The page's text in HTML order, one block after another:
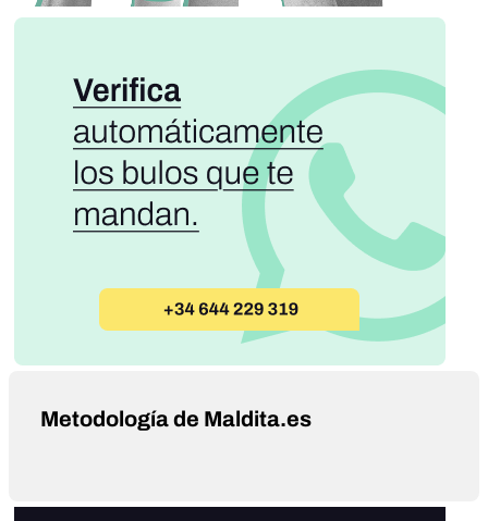
Metodología de Maldita.es